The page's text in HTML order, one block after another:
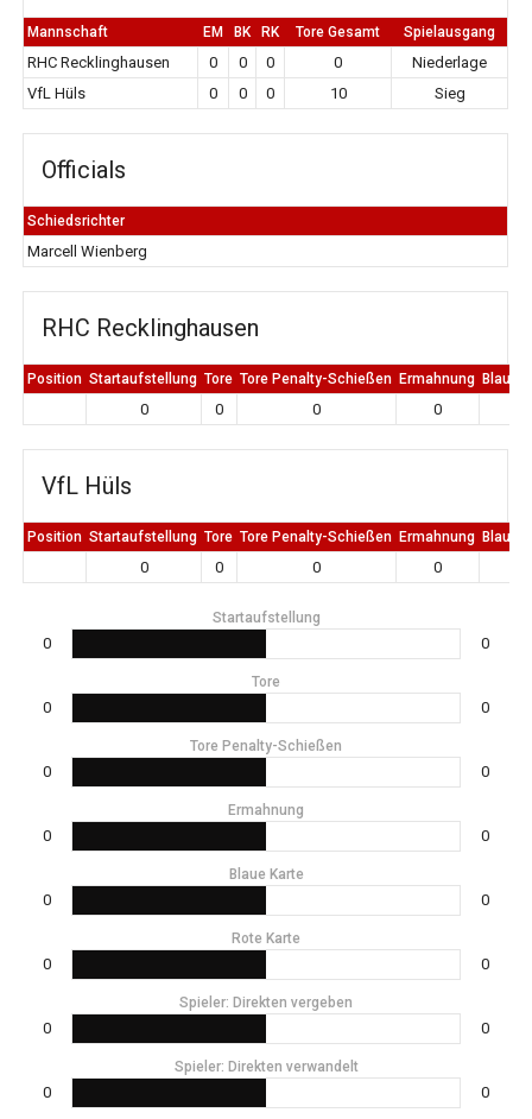
Mannschaft EM BK RK Tore Gesamt Spielausgang
RHC Recklinghausen 0 0 0 0
Niederlage
VfL Hüls
0 0 0 10 Sieg
Officials
Schiedsrichter
Marcell Wienberg
RHC Recklinghausen
Position Startaufstellung Tore Tore Penalty-Schießen Ermahnung Blaue
0 0 0 0
VfL Hüls
Position Startaufstellung Tore Tore Penalty-Schießen Ermahnung Blaue
0 0 0 0
Startaufstellung
0 0
Tore
0 0
Tore Penalty-Schießen
0 0
Ermahnung
0 0
Blaue Karte
0 0
Rote Karte
0 0
Spieler: Direkten vergeben
0 0
Spieler: Direkten verwandelt
0 0